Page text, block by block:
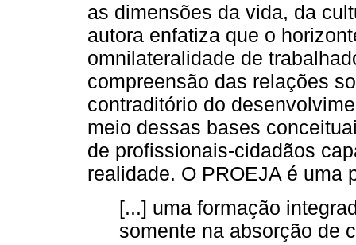
as dimensões da vida, da
autora enfatiza que o
omnilateralidade de
compreensão das relações
contraditório do
meio dessas bases
de profissionais-cidadãos
realidade. O PROEJA é uma
[...] uma formação
somente na absorção de